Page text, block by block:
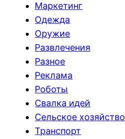
Маркетинг
Одежда
Оружие
Развлечения
Разное
Реклама
Роботы
Свалка идей
Сельское хозяйство
Транспорт